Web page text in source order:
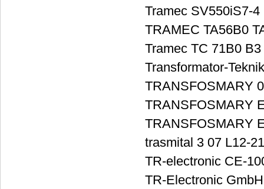
Tramec SV550iS7-4
TRAMEC TA56B0
Tramec TC 71B0
Transformator-
TRANSFOSMARY
TRANSFOSMARY
TRANSFOSMARY
trasmital 3 07 L12-
TR-electronic CE-
TR-Electronic